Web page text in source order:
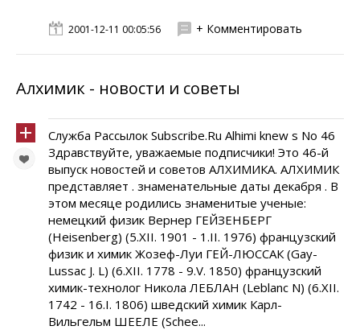
2001-12-11 00:05:56 + Комментировать
Алхимик - новости и советы
Служба Рассылок Subscribe.Ru Alhimi knew s No 46
Здравствуйте, уважаемые подписчики! Это 46-й
выпуск новостей и советов АЛХИМИКА. АЛХИМИК
представляет . знаменательные даты декабря . В
этом месяце родились знаменитые ученые:
немецкий физик Вернер ГЕЙЗЕНБЕРГ
(Heisenberg) (5.XII. 1901 - 1.II. 1976) французский
физик и химик Жозеф-Луи ГЕЙ-ЛЮССАК (Gay-
Lussac J. L) (6.XII. 1778 - 9.V. 1850) французский
химик-технолог Никола ЛЕБЛАН (Leblanc N) (6.XII.
1742 - 16.I. 1806) шведский химик Карл-
Вильгельм ШЕЕЛЕ (Schee...